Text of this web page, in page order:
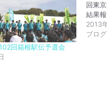
回箱根駅伝予選会
回東
結果
2013
ブログ